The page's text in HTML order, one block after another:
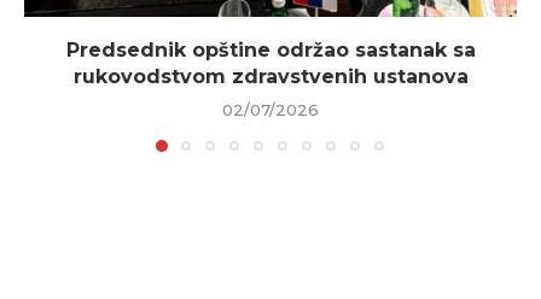
Predsednik opštine održao sastanak sa
rukovodstvom zdravstvenih ustanova
02/07/2026